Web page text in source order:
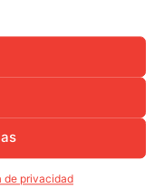
de privacidad